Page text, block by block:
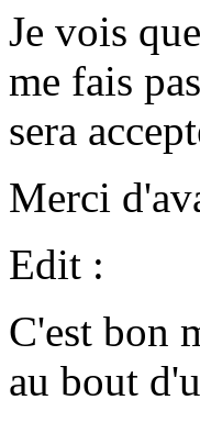
Je vois
me fais
sera
Merci
Edit :
C'est bon
au bout